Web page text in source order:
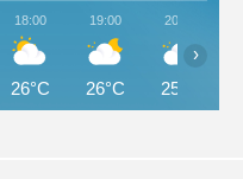
18:00
26°C
19:00
26°C
20:00
25°C
›